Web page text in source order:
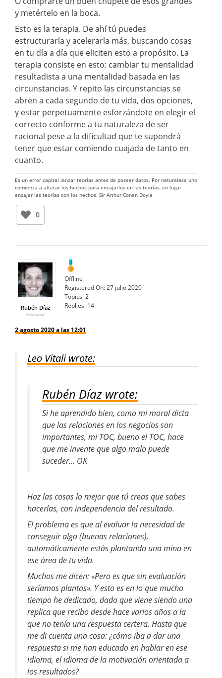
y metértelo en la boca.
Esto es la terapia. De ahí tú puedes
estructurarla y acelerarla más, buscando cosas
en tu día a día que eliciten esto a propósito. La
terapia consiste en esto: cambiar tu mentalidad
resultadista a una mentalidad basada en las
circunstancias. Y repito las circunstancias se
abren a cada segundo de tu vida, dos opciones,
y estar perpetuamente esforzándote en elegir el
correcto conforme a tu naturaleza de ser
racional pese a la dificultad que te supondrá
tener que estar comiendo cuajada de tanto en
cuanto.
Es un error capital lanzar teorías antes de poseer datos. Por naturaleza uno
comienza a alterar los hechos para encajarlos en las teorías, en lugar
encajar las teorías con los hechos. Sir Arthur Conan Doyle
0
Rubén Díaz
Participante
Offline
Registered On:27 julio 2020
Topics:2
Replies: 14
2 agosto 2020 a las 12:01
Leo Vitali wrote:
Rubén Díaz wrote:
Si he aprendido bien, como mi moral dicta
que las relaciones en los negocios son
importantes, mi TOC, bueno el TOC, hace
que me invente que algo malo puede
suceder… OK
Haz las cosas lo mejor que tú creas que sabes
hacerlas, con independencia del resultado.
El problema es que al evaluar la necesidad de
conseguir algo (buenas relaciones),
automáticamente estás plantando una mina en
ese área de tu vida.
Muchos me dicen: «Pero es que sin evaluación
seríamos plantas». Y esto es en lo que mucho
tiempo he dedicado, dado que viene siendo una
replica que recibo desde hace varios años a la
que no tenía una respuesta certera. Hasta que
me di cuenta una cosa: ¿cómo iba a dar una
respuesta si me han educado en hablar en ese
idioma, el idioma de la motivación orientada a
los resultados?